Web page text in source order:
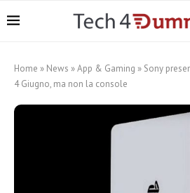
Home » News »App & Gaming » Sony
4 Giugno, ma non la console